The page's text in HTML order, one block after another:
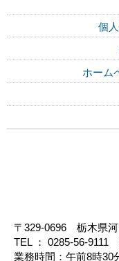
個
ホーム
〒329-0696 栃木県
TEL ： 0285-56-9111
業務時間：午前8時30